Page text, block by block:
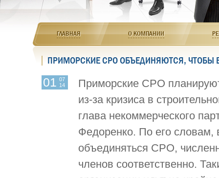
ГЛАВНАЯ О КОМПАНИИ
ПРИМОРСКИЕ СРО ОБЪЕДИНЯЮТСЯ, ЧТОБЫ
01 07
14
Приморские СРО
из-за кризиса в
глава некоммерческого
Федоренко. По его
объединяться СРО,
членов соответственно.